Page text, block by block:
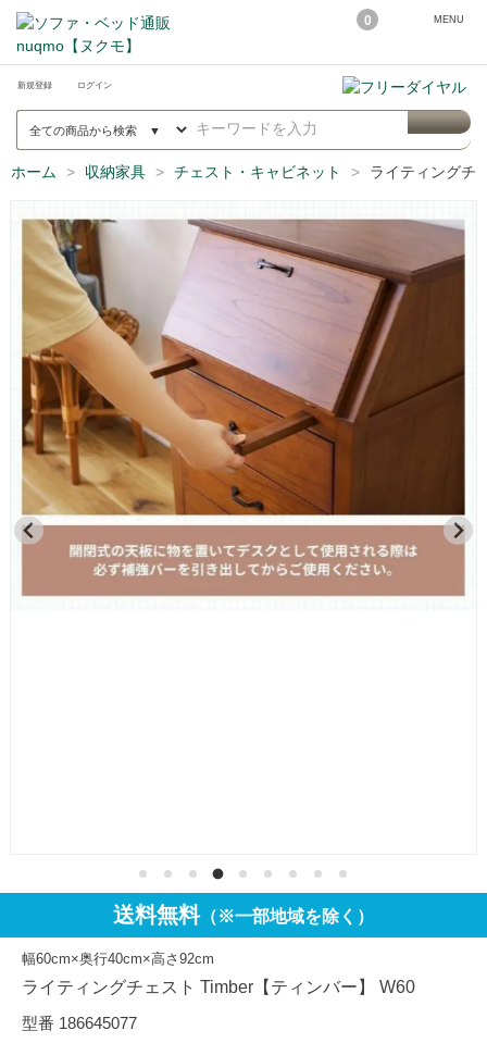
0 MENU
新規登録 ログイン
ホーム 収納家具 チェスト・キャビネット ライティングチ
送料無料（※一部地域を除く）
幅60cm×奥行40cm×高さ92cm
ライティングチェスト Timber【ティンバー】 W60
型番 186645077